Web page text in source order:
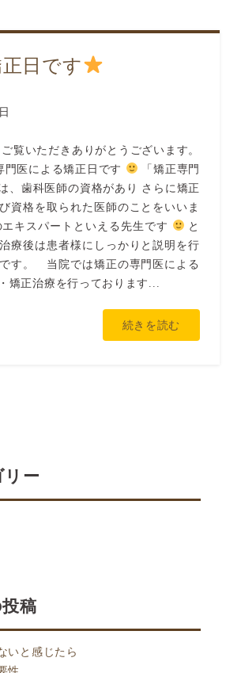
日です
覧いただきありがとうございます。
門医による矯正日です
「矯正専門
、歯科医師の資格があり さらに矯正
資格を取られた医師のことをいいま
キスパートといえる先生です
と
療後は患者様にしっかりと説明を行
す。 当院では矯正の専門医による
矯正治療を行っております...
続きを読む
リー
稿
いと感じたら